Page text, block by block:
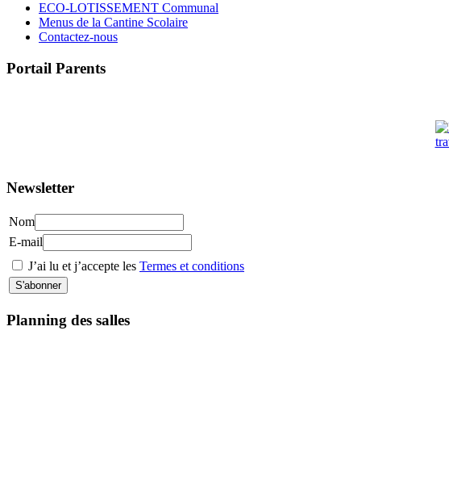
ECO-LOTISSEMENT Communal
Menus de la Cantine Scolaire
Contactez-nous
Portail Parents
Newsletter
Nom
E-mail
J’ai lu et j’accepte les Termes et conditions
Planning des salles